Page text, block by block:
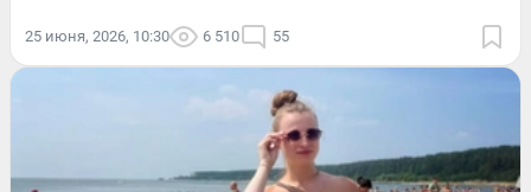
25 июня, 2026, 10:30 6 510 55